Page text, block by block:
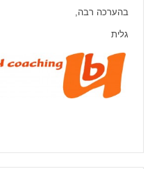
בהערכה רבה,
גלית